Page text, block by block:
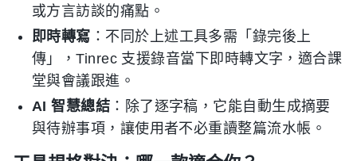
或方言訪談的痛點。
即時轉寫 ：不同於上述工具多需「錄完後上
傳」，Tinrec 支援錄音當下即時轉文字，適合課
堂與會議跟進。
AI 智慧總結 ：除了逐字稿，它能自動生成摘要
與待辦事項，讓使用者不必重讀整篇流水帳。